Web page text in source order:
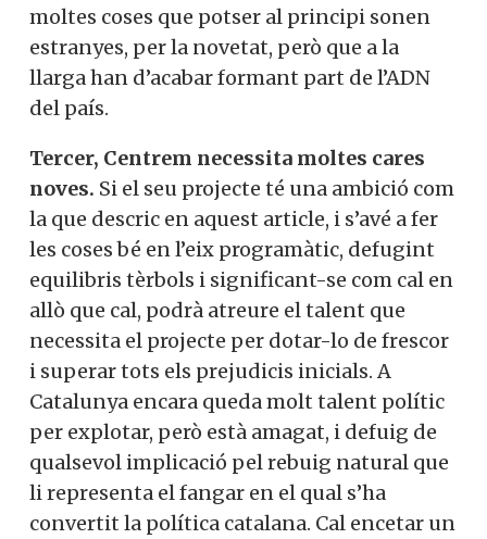
moltes coses que potser al principi sonen
estranyes, per la novetat, però que a la
llarga han d’acabar formant part de l’ADN
del país.
Tercer, Centrem necessita moltes cares
noves. Si el seu projecte té una ambició com
la que descric en aquest article, i s’avé a fer
les coses bé en l’eix programàtic, defugint
equilibris tèrbols i significant-se com cal en
allò que cal, podrà atreure el talent que
necessita el projecte per dotar-lo de frescor
i superar tots els prejudicis inicials. A
Catalunya encara queda molt talent polític
per explotar, però està amagat, i defuig de
qualsevol implicació pel rebuig natural que
li representa el fangar en el qual s’ha
convertit la política catalana. Cal encetar un